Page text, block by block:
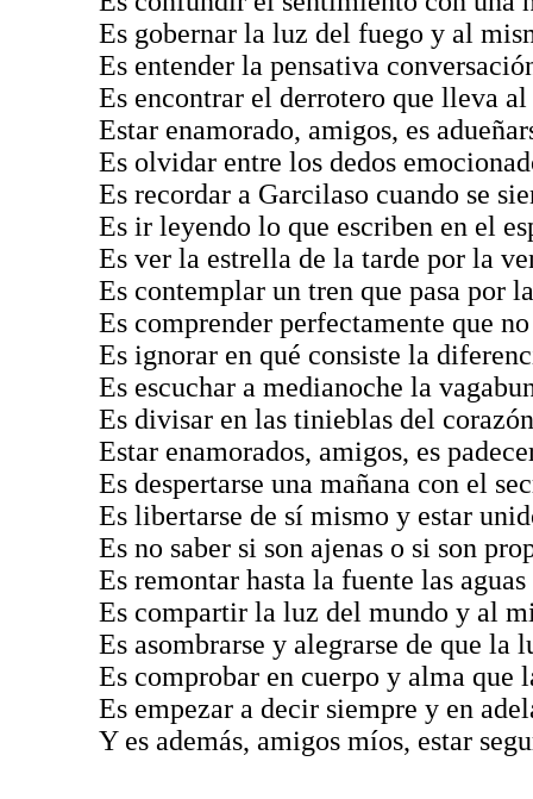
Es gobernar la luz del fuego y al
Es entender la pensativa
Es encontrar el derrotero que lleva
Estar enamorado, amigos, es
Es olvidar entre los dedos
Es recordar a Garcilaso cuando se
Es ir leyendo lo que escriben en el
Es ver la estrella de la tarde por la
Es contemplar un tren que pasa por
Es comprender perfectamente que
Es ignorar en qué consiste la
Es escuchar a medianoche la
Es divisar en las tinieblas del
Estar enamorados, amigos, es
Es despertarse una mañana con el
Es libertarse de sí mismo y estar
Es no saber si son ajenas o si son
Es remontar hasta la fuente las
Es compartir la luz del mundo y al
Es asombrarse y alegrarse de que la
Es comprobar en cuerpo y alma que
Es empezar a decir siempre y en
Y es además, amigos míos, estar